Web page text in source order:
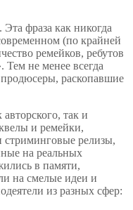
фраза как никогда
(по крайней
ремейков, ребутов
Тем не менее всегда
раскопавшие
так и
и ремейки,
стриминговые релизы,
на реальных
в памяти,
на смелые идеи и
из разных сфер: